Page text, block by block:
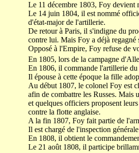
Le 11 décembre 1803, Foy
Le 14 juin 1804, il est nommé
d'état-major de l'artillerie.
De retour à Paris, il s'indigne du
contre lui. Mais Foy a déjà regagné
Opposé à l'Empire, Foy refuse de
En 1805, lors de la campagne
En 1806, il commande l'artillerie
Il épouse à cette époque la fille
Au début 1807, le colonel Foy est
afin de combattre les Russes. Mais
et quelques officiers proposent
contre la flotte anglaise.
A la fin 1807, Foy fait partie de
Il est chargé de l'inspection
En 1808, il obtient le
Le 21 août 1808, il participe